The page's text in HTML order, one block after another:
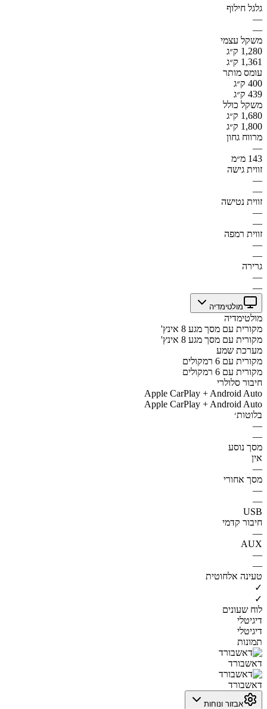
גלגל חילוף
—
—
משקל עצמי
1,280 ק״ג
1,361 ק״ג
עומס מותר
400 ק״ג
439 ק״ג
משקל כולל
1,680 ק״ג
1,800 ק״ג
מרווח גחון
—
143 מ״מ
זווית גישה
—
—
זווית נטישה
—
—
זווית רמפה
—
—
גרירה
—
—
מולטימדיה
מולטימדיה
מקורית עם מסך מגע 8 אינץ'
מקורית עם מסך מגע 8 אינץ'
מערכת שמע
מקורית עם 6 רמקולים
מקורית עם 6 רמקולים
חיבור סלולרי
Apple CarPlay + Android Auto
Apple CarPlay + Android Auto
בלוטות׳
—
—
מסך נוסע
אין
—
מסך אחורי
—
—
USB
חיבור קדמי
—
AUX
—
—
טעינה אלחוטית
✓
✓
לוח שעונים
דיגיטלי
דיגיטלי
תמונות
דאשבורד
דאשבורד
אבזור ונוחות